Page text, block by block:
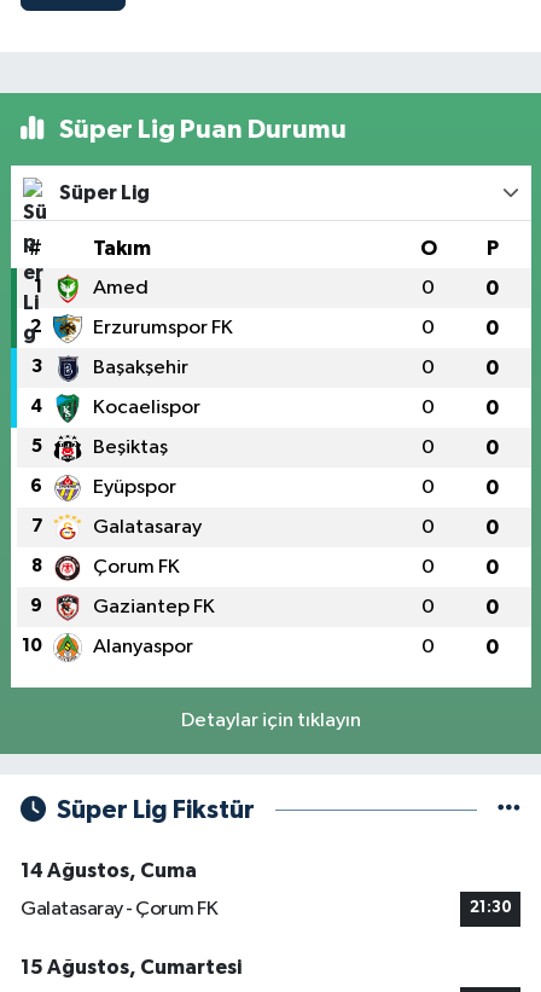
Süper Lig Puan Durumu
Süper Lig
# Takım O P
1 Amed 0 0
2 Erzurumspor FK 0 0
3 Başakşehir 0 0
4 Kocaelispor 0 0
5 Beşiktaş 0 0
6 Eyüpspor 0 0
7 Galatasaray 0 0
8 Çorum FK 0 0
9 Gaziantep FK 0 0
10 Alanyaspor 0 0
Detaylar için tıklayın
Süper Lig Fikstür
14 Ağustos, Cuma
Galatasaray - Çorum FK
21:30
15 Ağustos, Cumartesi